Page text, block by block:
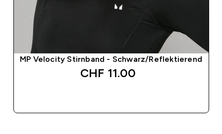
MP Velocity Stirnband - Schwarz/Reflektierend
CHF 11.00‎